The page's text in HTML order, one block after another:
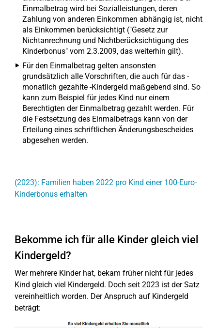
Einmalbetrag wird bei Sozialleistungen, deren
Zahlung von anderen Einkommen abhängig ist, nicht
als Einkommen berücksichtigt ("Gesetz zur
Nichtanrechnung und Nichtberücksichtigung des
Kinderbonus" vom 2.3.2009, das weiterhin gilt).
Für den Einmalbetrag gelten ansonsten
grundsätzlich alle Vorschriften, die auch für das -
monatlich gezahlte -Kindergeld maßgebend sind. So
kann zum Beispiel für jedes Kind nur einem
Berechtigten der Einmalbetrag gezahlt werden. Für
die Festsetzung des Einmalbetrags kann von der
Erteilung eines schriftlichen Änderungsbescheides
abgesehen werden.
(2023): Familien haben 2022 pro Kind einer 100-Euro-
Kinderbonus erhalten
Bekomme ich für alle Kinder gleich viel
Kindergeld?
Wer mehrere Kinder hat, bekam früher nicht für jedes
Kind gleich viel Kindergeld. Doch seit 2023 ist der Satz
vereinheitlich worden. Der Anspruch auf Kindergeld
beträgt: